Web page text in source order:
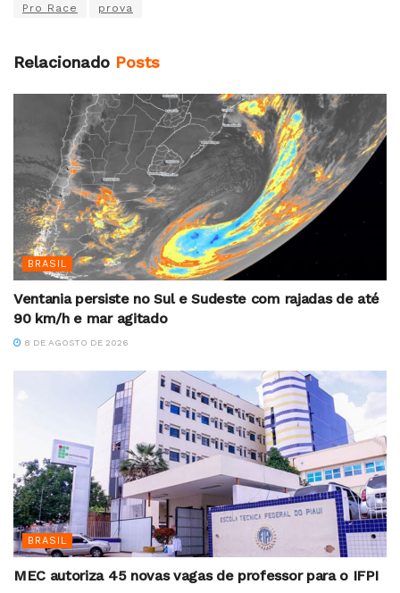
Pro Race prova
Relacionado Posts
BRASIL
Ventania persiste no Sul e Sudeste com rajadas de até
90 km/h e mar agitado
8 DE AGOSTO DE 2026
BRASIL
MEC autoriza 45 novas vagas de professor para o IFPI